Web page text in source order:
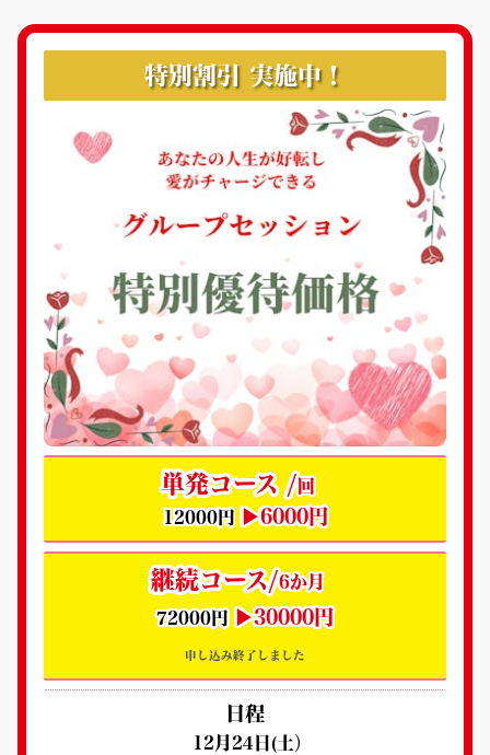
特別割引 実施中！
単発コース / 回
12000円 ▶6000円
継続コース/6か月
72000円 ▶30000円
申し込み終了しました
日程
12月24日(土）